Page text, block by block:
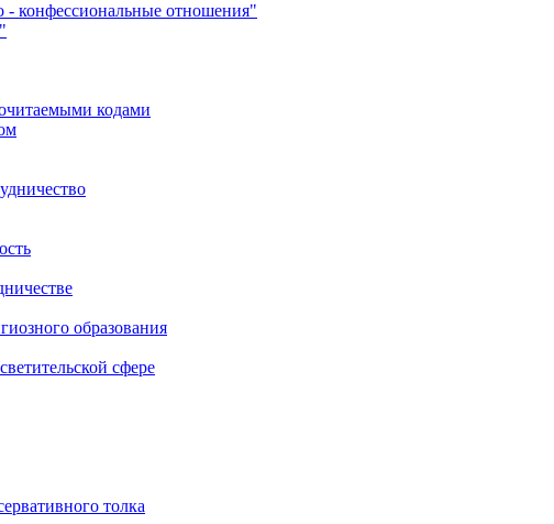
- конфессиональные отношения"
кодами
образования
сфере
толка